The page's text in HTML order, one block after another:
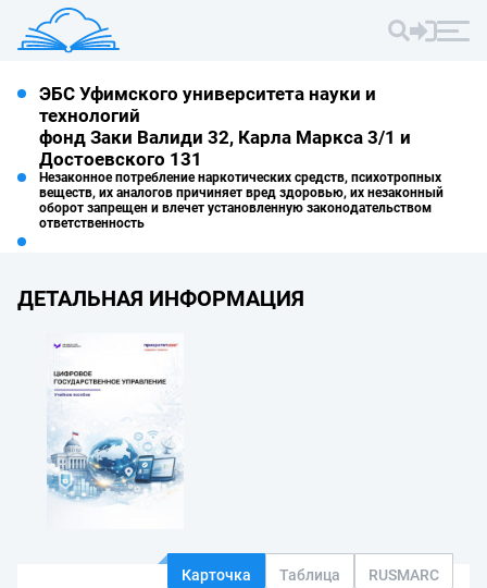
ЭБС Уфимского университета науки и
технологий
фонд Заки Валиди 32, Карла Маркса 3/1 и
Достоевского 131
Незаконное потребление наркотических средств, психотропных
веществ, их аналогов причиняет вред здоровью, их незаконный
оборот запрещен и влечет установленную законодательством
ответственность
ДЕТАЛЬНАЯ ИНФОРМАЦИЯ
Карточка Таблица RUSMARC